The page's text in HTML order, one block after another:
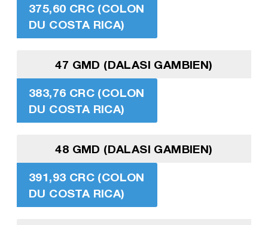
375,60 CRC (COLON
DU COSTA RICA)
47 GMD (DALASI GAMBIEN)
383,76 CRC (COLON
DU COSTA RICA)
48 GMD (DALASI GAMBIEN)
391,93 CRC (COLON
DU COSTA RICA)